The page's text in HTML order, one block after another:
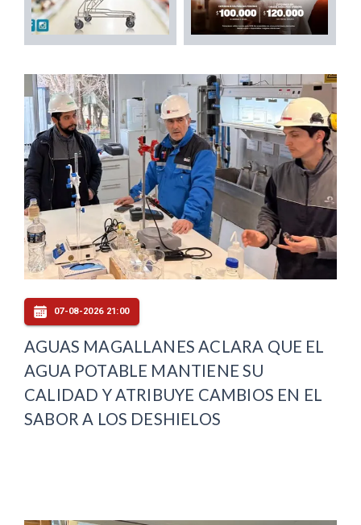
07-08-2026 21:00
AGUAS MAGALLANES ACLARA QUE EL
AGUA POTABLE MANTIENE SU
CALIDAD Y ATRIBUYE CAMBIOS EN EL
SABOR A LOS DESHIELOS